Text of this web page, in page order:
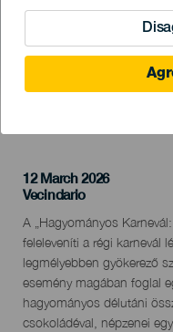
12 March 2026
Localidad
Vecindario
Descripción
del
evento
A „Hagyományos
feleleveníti a régi karnevál
legmélyebben gyökerező
esemény magában foglal
hagyományos délutáni
csokoládéval, népzenei